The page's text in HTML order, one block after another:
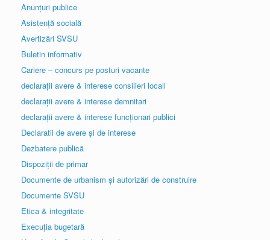
Anunțuri publice
Asistență socială
Avertizări SVSU
Buletin informativ
Cariere – concurs pe posturi vacante
declarații avere & interese consilieri locali
declarații avere & interese demnitari
declarații avere & interese funcționari publici
Declaratii de avere și de interese
Dezbatere publică
Dispoziții de primar
Documente de urbanism și autorizări de construire
Documente SVSU
Etica & integritate
Execuția bugetară